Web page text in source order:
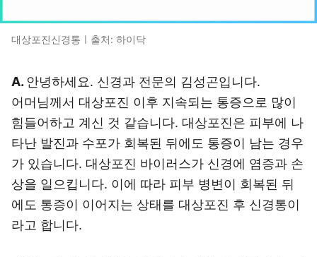
대상포진신경통ㅣ출처: 하이닥
A. 안녕하세요. 신경과 전문의 김성곤입니다.
어머님께서 대상포진 이후 지속되는 통증으로 많이
힘들어하고 계신 것 같습니다. 대상포진은 피부에 나
타난 발진과 수포가 회복된 뒤에도 통증이 남는 경우
가 있습니다. 대상포진 바이러스가 신경에 염증과 손
상을 일으킵니다. 이에 따라 피부 병변이 회복된 뒤
에도 통증이 이어지는 상태를 대상포진 후 신경통이
라고 합니다.